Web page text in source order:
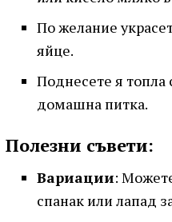
По желание
яйце.
Поднесете я топла
домашна питка.
Полезни съвети:
Вариации:
спанак или лапад